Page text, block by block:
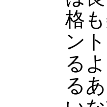
格
ン
る
る